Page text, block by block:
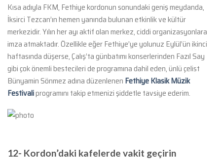
Kısa adıyla FKM, Fethiye kordonun sonundaki geniş meydanda,
İksirci Tezcan’ın hemen yanında bulunan etkinlik ve kültür
merkezidir. Yılın her ayı aktif olan merkez, ciddi organizasyonlara
imza atmaktadır. Özellikle eğer Fethiye’ye yolunuz Eylül’ün ikinci
haftasında düşerse, Çalış’ta günbatımı konserlerinden Fazıl Say
gibi çok önemli bestecileri de programına dahil eden, ünlü çelist
Bünyamin Sönmez adına düzenlenen Fethiye Klasik Müzik
Festivaliprogramını takip etmenizi şiddetle tavsiye ederim.
12- Kordon’daki kafelerde vakit geçirin